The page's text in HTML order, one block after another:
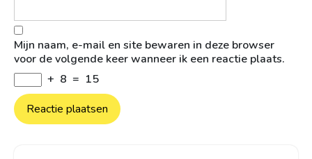
Mijn naam, e-mail en site bewaren in deze browser
voor de volgende keer wanneer ik een reactie plaats.
+ 8 = 15